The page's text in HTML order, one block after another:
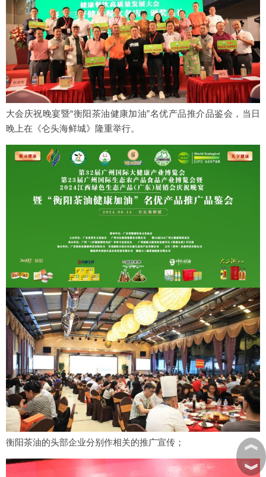
大会庆祝晚宴暨“衡阳茶油健康加油”名优产品推介品鉴会，当日
晚上在《仑头海鲜城》隆重举行。
衡阳茶油的头部企业分别作相关的推广宣传；
︽
︾